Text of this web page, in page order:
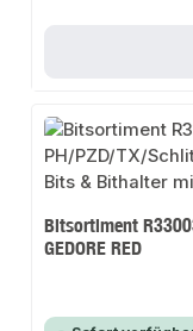
Bitsortiment
GEDORE RED